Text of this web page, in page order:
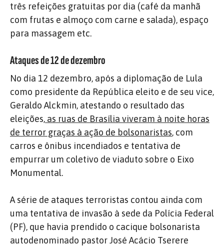
três refeições gratuitas por dia (café da manhã
com frutas e almoço com carne e salada), espaço
para massagem etc.
Ataques de 12 de dezembro
No dia 12 dezembro, após a diplomação de Lula
como presidente da República eleito e de seu vice,
Geraldo Alckmin, atestando o resultado das
eleições, as ruas de Brasília viveram à noite horas
de terror graças à ação de bolsonaristas, com
carros e ônibus incendiados e tentativa de
empurrar um coletivo de viaduto sobre o Eixo
Monumental.
A série de ataques terroristas contou ainda com
uma tentativa de invasão à sede da Polícia Federal
(PF), que havia prendido o cacique bolsonarista
autodenominado pastor José Acácio Tserere